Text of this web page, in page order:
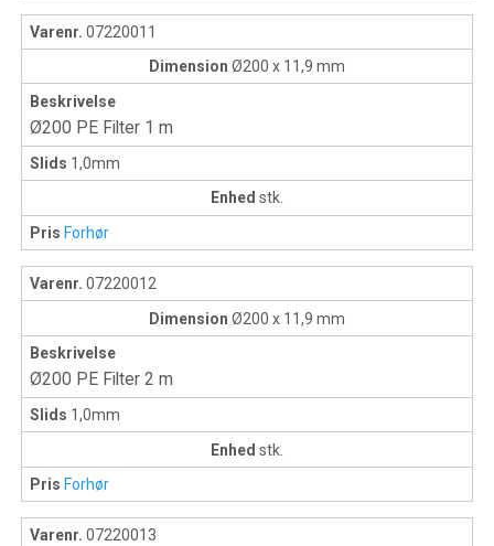
Varenr. 07220011
Dimension Ø200 x 11,9 mm
Beskrivelse
Ø200 PE Filter 1 m
Slids 1,0mm
Enhed stk.
Pris Forhør
Varenr. 07220012
Dimension Ø200 x 11,9 mm
Beskrivelse
Ø200 PE Filter 2 m
Slids 1,0mm
Enhed stk.
Pris Forhør
Varenr. 07220013